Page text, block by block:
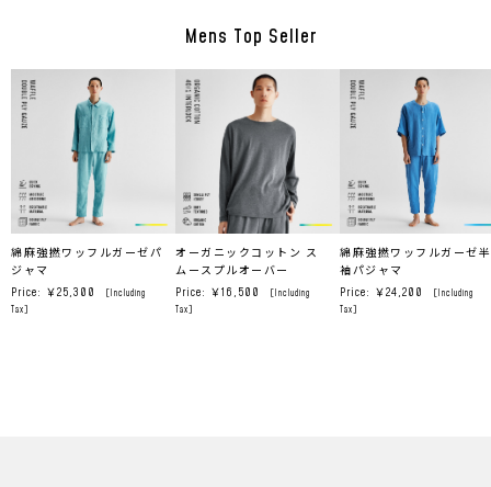
Mens Top Seller
綿麻強撚ワッフルガーゼパ
ジャマ
Price: ￥25,300
［Including
Tax］
オーガニックコットン ス
ムースプルオーバー
Price: ￥16,500
［Including
Tax］
綿麻強撚ワッフルガーゼ半
袖パジャマ
Price: ￥24,200
［Including
Tax］